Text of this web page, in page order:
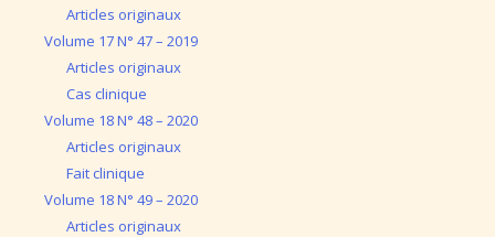
Articles originaux
Volume 17 N° 47 – 2019
Articles originaux
Cas clinique
Volume 18 N° 48 – 2020
Articles originaux
Fait clinique
Volume 18 N° 49 – 2020
Articles originaux